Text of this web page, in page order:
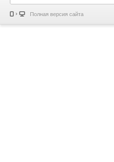
Полная версия сайта